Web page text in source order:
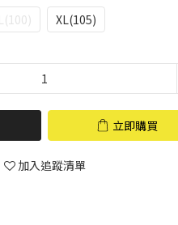
XL(105)
立即購買
加入追蹤清單